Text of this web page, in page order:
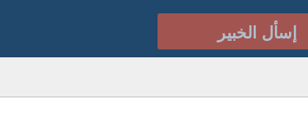
إسأل الخبير